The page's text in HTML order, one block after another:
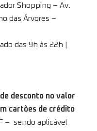
Shopping – Av.
das Árvores –
das 9h às 22h |
desconto no valor
cartões de crédito
– sendo aplicável